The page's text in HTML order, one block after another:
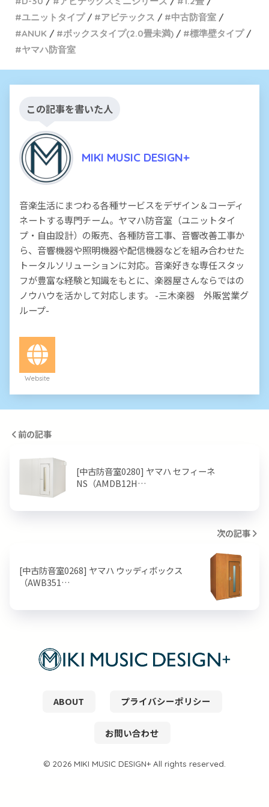
ユニットタイプ
アビテックス
中古防音室
ANUK
ボックスタイプ(2.0畳未満)
標準壁タイプ
ヤマハ防音室
この記事を書いた人
MIKI MUSIC DESIGN+
音楽生活にまつわる各種サービスをデザイン＆コーディ
ネートする専門チーム。ヤマハ防音室（ユニットタイ
プ・自由設計）の販売、各種防音工事、音響改善工事か
ら、音響機器や照明機器や配信機器などを組み合わせた
トータルソリューションに対応。音楽好きな専任スタッ
フが豊富な経験と知識をもとに、楽器屋さんならではの
ノウハウを活かして対応します。 -三木楽器 外販営業グ
ループ-
Website
前の記事
[中古防音室0280] ヤマハ セフィーネ
NS（AMDB12H…
次の記事
[中古防音室0268] ヤマハ ウッディボックス
（AWB351…
ABOUT プライバシーポリシー
お問い合わせ
© 2026 MIKI MUSIC DESIGN+ All rights reserved.